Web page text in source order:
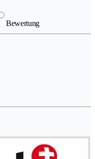
Bewertung